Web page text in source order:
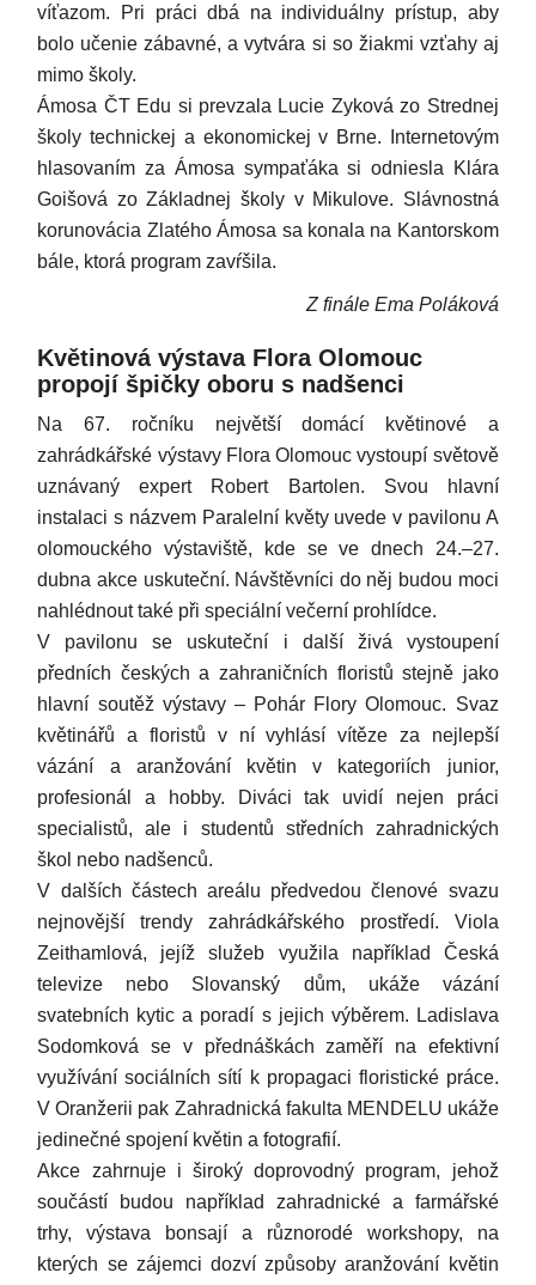
víťazom. Pri práci dbá na individuálny prístup, aby
bolo učenie zábavné, a vytvára si so žiakmi vzťahy aj
mimo školy.
Ámosa ČT Edu si prevzala Lucie Zyková zo Strednej
školy technickej a ekonomickej v Brne. Internetovým
hlasovaním za Ámosa sympaťáka si odniesla Klára
Goišová zo Základnej školy v Mikulove. Slávnostná
korunovácia Zlatého Ámosa sa konala na Kantorskom
bále, ktorá program zavŕšila.
Z finále Ema Poláková
Květinová výstava Flora Olomouc
propojí špičky oboru s nadšenci
Na 67. ročníku největší domácí květinové a
zahrádkářské výstavy Flora Olomouc vystoupí světově
uznávaný expert Robert Bartolen. Svou hlavní
instalaci s názvem Paralelní květy uvede v pavilonu A
olomouckého výstaviště, kde se ve dnech 24.–27.
dubna akce uskuteční. Návštěvníci do něj budou moci
nahlédnout také při speciální večerní prohlídce.
V pavilonu se uskuteční i další živá vystoupení
předních českých a zahraničních floristů stejně jako
hlavní soutěž výstavy – Pohár Flory Olomouc. Svaz
květinářů a floristů v ní vyhlásí vítěze za nejlepší
vázání a aranžování květin v kategoriích junior,
profesionál a hobby. Diváci tak uvidí nejen práci
specialistů, ale i studentů středních zahradnických
škol nebo nadšenců.
V dalších částech areálu předvedou členové svazu
nejnovější trendy zahrádkářského prostředí. Viola
Zeithamlová, jejíž služeb využila například Česká
televize nebo Slovanský dům, ukáže vázání
svatebních kytic a poradí s jejich výběrem. Ladislava
Sodomková se v přednáškách zaměří na efektivní
využívání sociálních sítí k propagaci floristické práce.
V Oranžerii pak Zahradnická fakulta MENDELU ukáže
jedinečné spojení květin a fotografií.
Akce zahrnuje i široký doprovodný program, jehož
součástí budou například zahradnické a farmářské
trhy, výstava bonsají a různorodé workshopy, na
kterých se zájemci dozví způsoby aranžování květin